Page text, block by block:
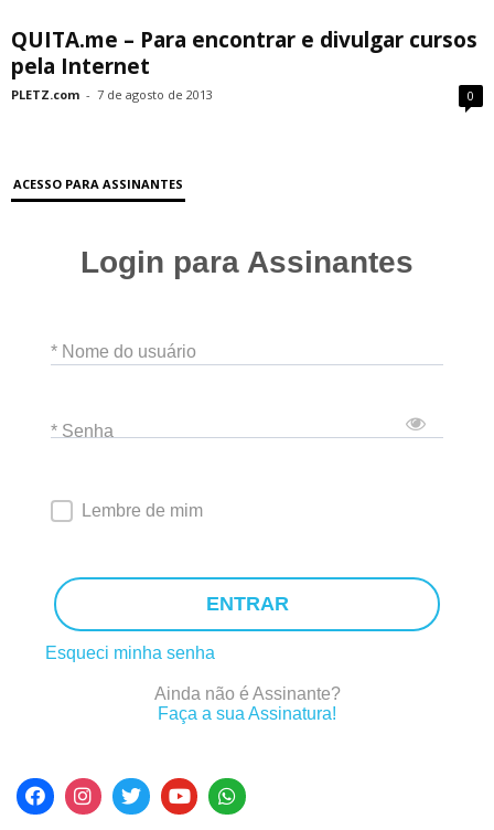
QUITA.me – Para encontrar e divulgar cursos
pela Internet
PLETZ.com - 7 de agosto de 2013 0
ACESSO PARA ASSINANTES
Login para Assinantes
* Nome do usuário
* Senha
Lembre de mim
ENTRAR
Esqueci minha senha
Ainda não é Assinante?
Faça a sua Assinatura!